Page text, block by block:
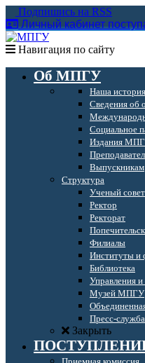
Подпишись на RSS
Личный кабинет
Навигация по сайту
Об МПГУ
Наша история
Сведения об
Социальное
Издания
Выпускникам
Структура
Ученый совет
Ректор
Ректорат
Филиалы
Институты и
Библиотека
Управления
Музей МПГУ
Пресс-
Закрыть